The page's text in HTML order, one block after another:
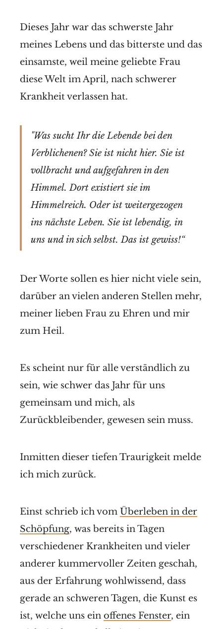
Dieses Jahr war das schwerste Jahr
meines Lebens und das bitterste und das
einsamste, weil meine geliebte Frau
diese Welt im April, nach schwerer
Krankheit verlassen hat.
"Was sucht Ihr die Lebende bei den
Verblichenen? Sie ist nicht hier. Sie ist
vollbracht und aufgefahren in den
Himmel. Dort existiert sie im
Himmelreich. Oder ist weitergezogen
ins nächste Leben. Sie ist lebendig, in
uns und in sich selbst. Das ist gewiss!“
Der Worte sollen es hier nicht viele sein,
darüber an vielen anderen Stellen mehr,
meiner lieben Frau zu Ehren und mir
zum Heil.
Es scheint nur für alle verständlich zu
sein, wie schwer das Jahr für uns
gemeinsam und mich, als
Zurückbleibender, gewesen sein muss.
Inmitten dieser tiefen Traurigkeit melde
ich mich zurück.
Einst schrieb ich vom Überleben in der
Schöpfung, was bereits in Tagen
verschiedener Krankheiten und vieler
anderer kummervoller Zeiten geschah,
aus der Erfahrung wohlwissend, dass
gerade an schweren Tagen, die Kunst es
ist, welche uns ein offenes Fenster, ein